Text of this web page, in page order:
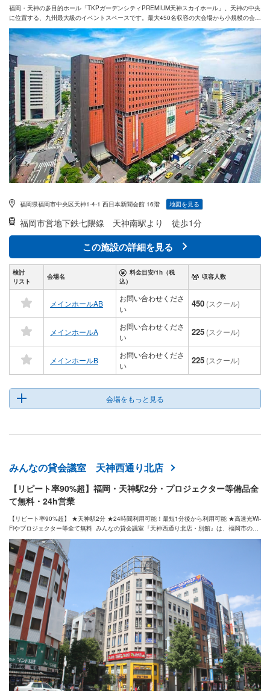
福岡・天神の多目的ホール「TKPガーデンシティPREMIUM天神スカイホール」。天神の中央
に位置する、九州最大級のイベントスペースです。最大450名収容の大会場から小規模の会議
に最適な会場を備え、会議や研修、試験、展示会、懇親会など幅広い用途でご利用いただけ
ます。
福岡県福岡市中央区天神1-4-1 西日本新聞会館 16階 地図を見る
福岡市営地下鉄七隈線 天神南駅より 徒歩1分
この施設の詳細を見る
検討
リスト
会場名
料金目安/1h（税
込）
収容人数
メインホールAB
お問い合わせくださ
い
450 (スクール)
メインホールA
お問い合わせくださ
い
225 (スクール)
メインホールB
お問い合わせくださ
い
225 (スクール)
会場をもっと見る
みんなの貸会議室 天神西通り北店
【リピート率90%超】福岡・天神駅2分・プロジェクター等備品全
て無料・24h営業
【リピート率90%超】 ★天神駅2分 ★24時間利用可能！最短1分後から利用可能 ★高速光Wi-
Fiやプロジェクター等全て無料 みんなの貸会議室『天神西通り北店・別館』は、福岡市の天
神駅すぐの２４時間営業、プロジェクターなどオプション無料で６人～最大50人まで、6部屋
ございます。高速光通信完備で会議、セミナー、研修、説明会、各種イベントなど、幅広い
用途でご利用いただいております